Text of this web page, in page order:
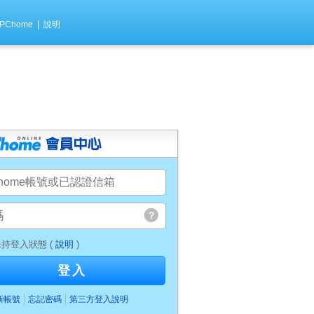
說明
登入狀態 ( 說明 )
登入
帳號 忘記密碼 第三方登入說明